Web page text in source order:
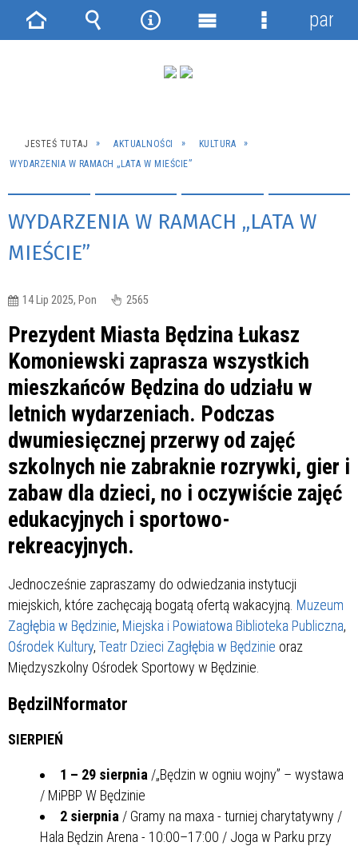
JESTEŚ TUTAJ AKTUALNOŚCI
KULTURA
WYDARZENIA W RAMACH „LATA W MIEŚCIE”
WYDARZENIA W RAMACH „LATA W
MIEŚCIE”
14 Lip 2025, Pon 2565
Prezydent Miasta Będzina Łukasz
Komoniewski zaprasza wszystkich
mieszkańców Będzina do udziału w
letnich wydarzeniach. Podczas
dwumiesięcznej przerwy od zajęć
szkolnych nie zabraknie rozrywki, gier i
zabaw dla dzieci, no i oczywiście zajęć
edukacyjnych i sportowo-
rekreacyjnych.
Jednocześnie zapraszamy do odwiedzania instytucji
miejskich, które zachęcają bogatą ofertą wakacyjną. Muzeum
Zagłębia w Będzinie, Miejska i Powiatowa Biblioteka Publiczna,
Ośrodek Kultury, Teatr Dzieci Zagłębia w Będzinie oraz
Międzyszkolny Ośrodek Sportowy w Będzinie.
BędziINformator
SIERPIEŃ
1 – 29 sierpnia /„Będzin w ogniu wojny” – wystawa
/ MiPBP W Będzinie
2 sierpnia / Gramy na maxa - turniej charytatywny /
Hala Będzin Arena - 10:00–17:00 / Joga w Parku przy
Strona Wyszukiwarka
NarzędziaMenu
Menu
panel